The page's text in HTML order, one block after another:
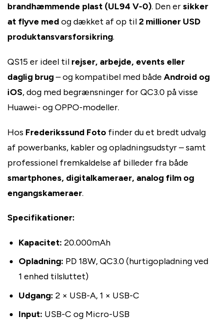
brandhæmmende plast (UL94 V-0). Den ersikker
at flyve med og dækket af op til2 millioner USD
produktansvarsforsikring.
QS15 er ideel til rejser, arbejde, events eller
daglig brug– og kompatibel med både Android og
iOS, dog med begrænsninger for QC3.0 på visse
Huawei- og OPPO-modeller.
Hos Frederikssund Foto finder du et bredt udvalg
af powerbanks, kabler og opladningsudstyr – samt
professionel fremkaldelse af billeder fra både
smartphones, digitalkameraer, analog film og
engangskameraer.
Specifikationer:
Kapacitet: 20.000mAh
Opladning: PD 18W, QC3.0 (hurtigopladning ved
1 enhed tilsluttet)
Udgang: 2 × USB-A, 1 × USB-C
Input: USB-C og Micro-USB